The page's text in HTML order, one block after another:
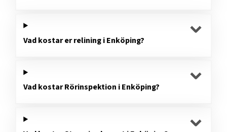
Vad kostar er relining i Enköping?
Vad kostar Rörinspektion i Enköping?